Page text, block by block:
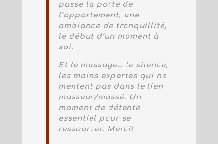
passe la porte de
l’appartement, une
ambiance de tranquillité,
le début d’un moment à
soi.
Et le massage… le silence,
les mains expertes qui ne
mentent pas dans le lien
masseur/massé. Un
moment de détente
essentiel pour se
ressourcer. Merci!